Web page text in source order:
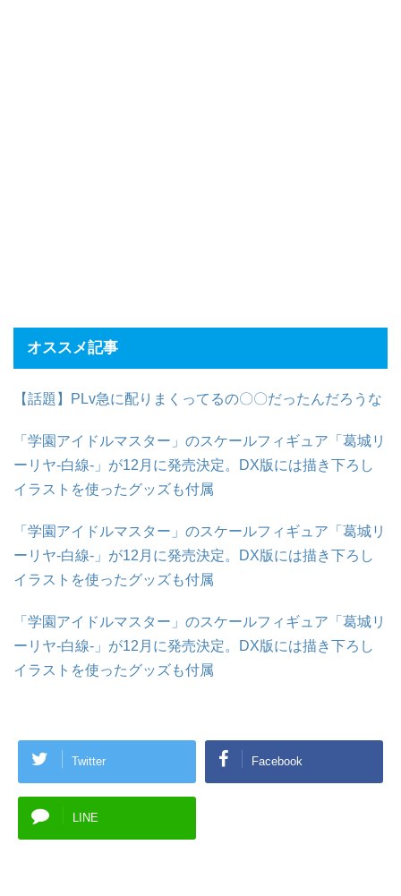
オススメ記事
【話題】PLv急に配りまくってるの〇〇だったんだろうな
「学園アイドルマスター」のスケールフィギュア「葛城リ
ーリヤ-白線-」が12月に発売決定。DX版には描き下ろし
イラストを使ったグッズも付属
「学園アイドルマスター」のスケールフィギュア「葛城リ
ーリヤ-白線-」が12月に発売決定。DX版には描き下ろし
イラストを使ったグッズも付属
「学園アイドルマスター」のスケールフィギュア「葛城リ
ーリヤ-白線-」が12月に発売決定。DX版には描き下ろし
イラストを使ったグッズも付属
Twitter Facebook
LINE